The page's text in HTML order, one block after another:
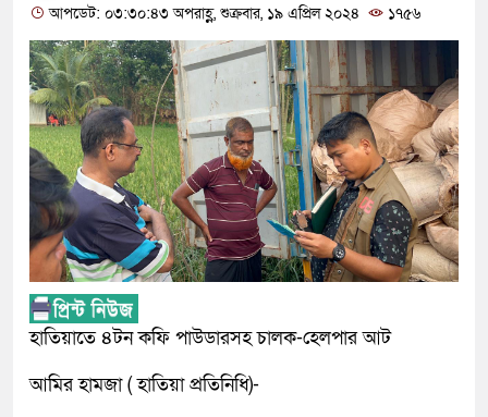
আপডেট: ০৩:৩০:৪৩ অপরাহ্ণ, শুক্রবার, ১৯ এপ্রিল ২০২৪
১৭৫৬
হাতিয়াতে ৪টন কফি পাউডারসহ চালক-হেলপার আট
আমির হামজা ( হাতিয়া প্রতিনিধি)-